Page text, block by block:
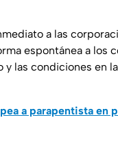
a las
espontánea a los
y las condiciones en
a parapentista